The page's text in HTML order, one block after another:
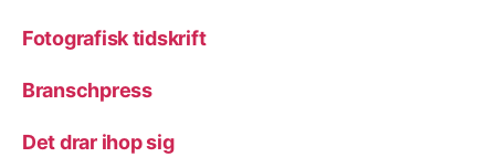
Fotografisk tidskrift
Branschpress
Det drar ihop sig